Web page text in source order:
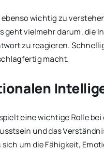
wichtig zu
geht vielmehr darum, die
zu reagieren.
macht.
eine wichtige Rolle
und das
um die Fähigkeit,